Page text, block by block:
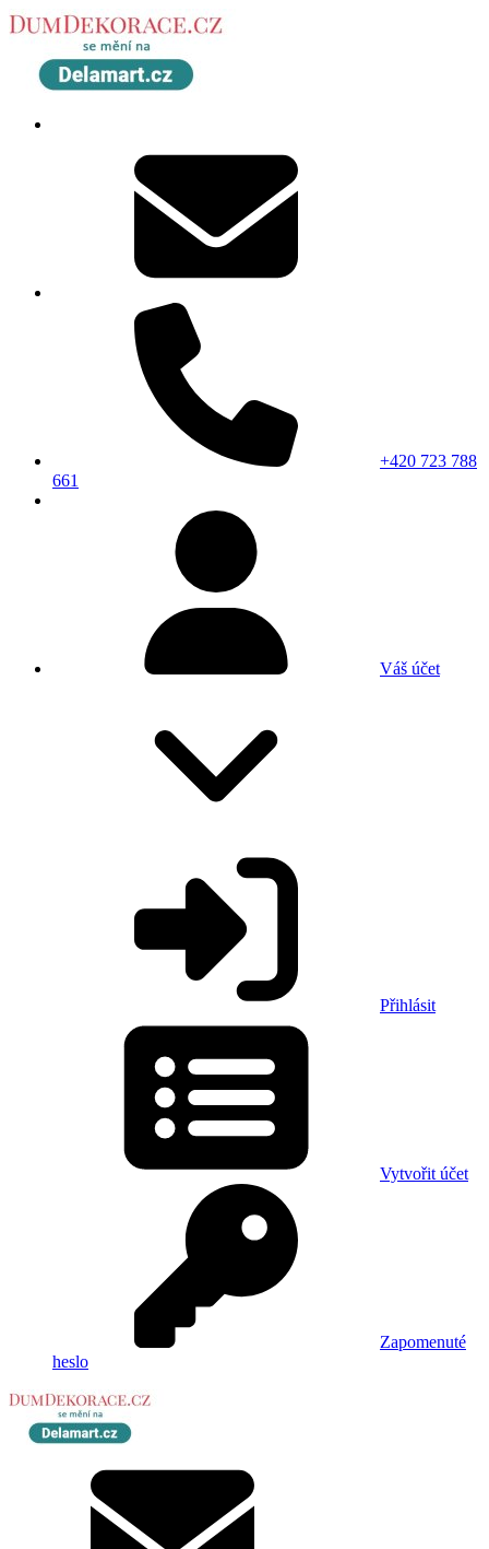
+420 723 788
661
Váš účet
Přihlásit
Vytvořit účet
Zapomenuté
heslo